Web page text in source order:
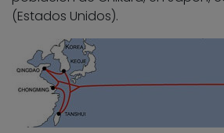
(Estados Unidos).